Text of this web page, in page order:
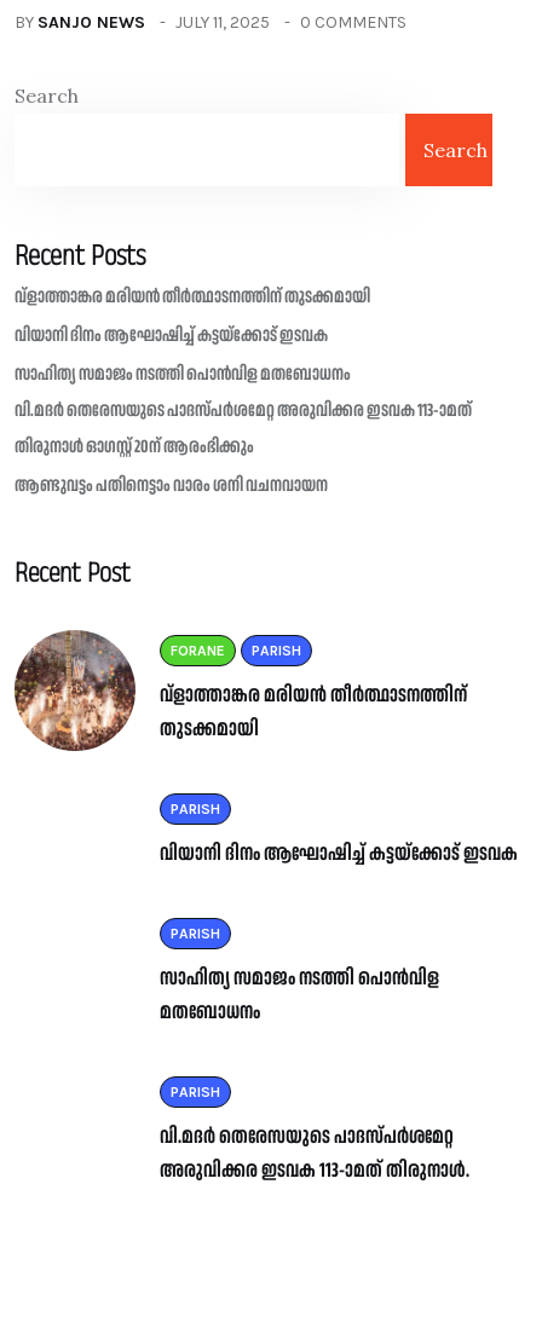
BY SANJO NEWS JULY 11, 2025 0 COMMENTS
Search
Search
Recent Posts
വ്ളാത്താങ്കര മരിയൻ തീർത്ഥാടനത്തിന് തുടക്കമായി
വിയാനി ദിനം ആഘോഷിച്ച് കട്ടയ്ക്കോട് ഇടവക
സാഹിത്യ സമാജം നടത്തി പൊൻവിള മതബോധനം
വി.മദർ തെരേസയുടെ പാദസ്പർശമേറ്റ അരുവിക്കര ഇടവക 113-ാമത്
തിരുനാൾ ഓഗസ്റ്റ് 20ന് ആരംഭിക്കും
ആണ്ടുവട്ടം പതിനെട്ടാം വാരം ശനി വചനവായന
Recent Post
FORANE PARISH
വ്ളാത്താങ്കര മരിയൻ തീർത്ഥാടനത്തിന്
തുടക്കമായി
PARISH
വിയാനി ദിനം ആഘോഷിച്ച് കട്ടയ്ക്കോട് ഇടവക
PARISH
സാഹിത്യ സമാജം നടത്തി പൊൻവിള
മതബോധനം
PARISH
വി.മദർ തെരേസയുടെ പാദസ്പർശമേറ്റ
അരുവിക്കര ഇടവക 113-ാമത് തിരുനാൾ.